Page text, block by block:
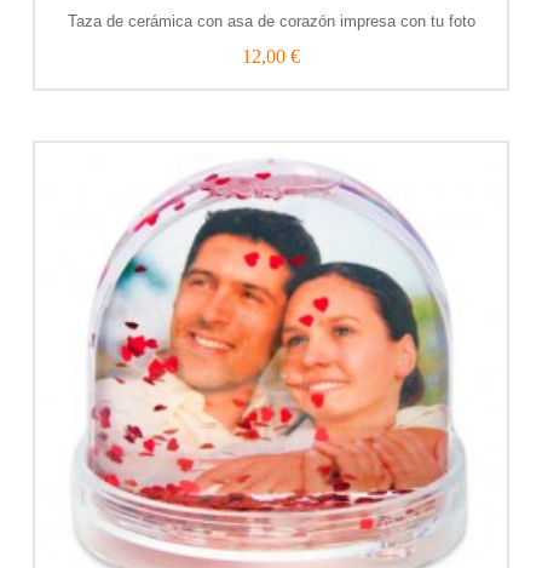
Taza de cerámica con asa de corazón impresa con tu foto
12,00 €